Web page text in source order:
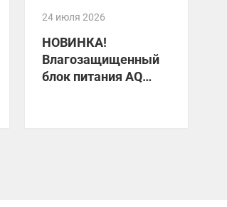
24 июля 2026
НОВИНКА!
Влагозащищенный
блок питания AQ